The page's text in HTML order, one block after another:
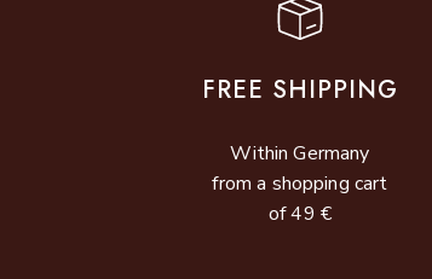
FREE SHIPPING
Within Germany
from a shopping cart
of 49 €